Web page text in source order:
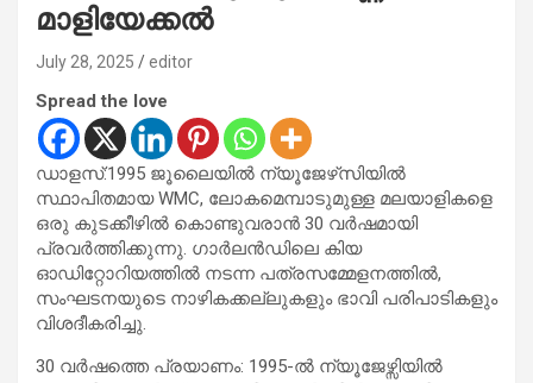
മാളിയേക്കൽ
July 28, 2025 editor
Spread the love
ഡാളസ്:1995 ജൂലൈയിൽ ന്യൂജേഴ്‌സിയിൽ
സ്ഥാപിതമായ WMC, ലോകമെമ്പാടുമുള്ള മലയാളികളെ
ഒരു കുടക്കീഴിൽ കൊണ്ടുവരാൻ 30 വർഷമായി
പ്രവർത്തിക്കുന്നു. ഗാർലൻഡിലെ കിയ
ഓഡിറ്റോറിയത്തിൽ നടന്ന പത്രസമ്മേളനത്തിൽ,
സംഘടനയുടെ നാഴികക്കല്ലുകളും ഭാവി പരിപാടികളും
വിശദീകരിച്ചു.
30 വർഷത്തെ പ്രയാണം: 1995-ൽ ന്യൂജേഴ്സിയിൽ